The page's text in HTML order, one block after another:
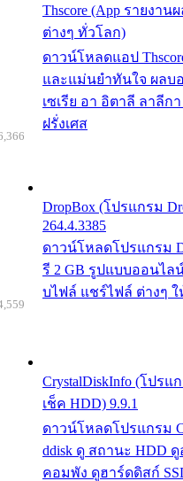
Thscore (App รายงา
ต่างๆ ทั่วโลก)
ดาวน์โหลดแอป
และแม่นยำทันใจ ผลบ
เซเรีย อา อิตาลี ลาลีก
ฝรั่งเศส
DropBox (โปรแกรม
264.4.3385
ดาวน์โหลดโปรแกรม
รี 2 GB รูปแบบออนไล
บไฟล์ แชร์ไฟล์ ต่างๆ
CrystalDiskInfo (โปรแ
เช็ค HDD) 9.9.1
ดาวน์โหลดโปรแกรม
ddisk ดู สถานะ HDD
คอมพัง ดูฮาร์ดดิสก์